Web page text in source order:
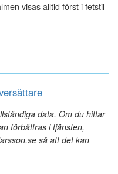
visas alltid först i fetstil
data. Om du hittar
förbättras i tjänsten,
så att det kan